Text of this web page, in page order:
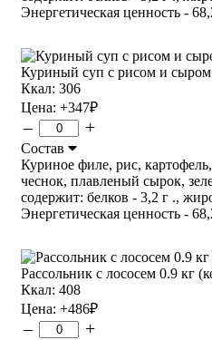
Энергетическая ценность -
Куриный суп с рисом и сыром
Ккал: 306
Цена: +347₽
– +
Состав
Куриное филе, рис,
чеснок, плавленый сырок,
содержит: белков - 3,2 г .,
Энергетическая ценность -
Рассольник с лососем 0.9 кг
Ккал: 408
Цена: +486₽
– +